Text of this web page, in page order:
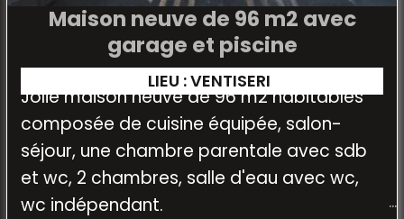
Maison neuve de 96 m2 avec
garage et piscine
LIEU : VENTISERI
Jolie maison neuve de 96 m2 habitables
composée de cuisine équipée, salon-
séjour, une chambre parentale avec sdb
et wc, 2 chambres, salle d'eau avec wc,
wc indépendant.